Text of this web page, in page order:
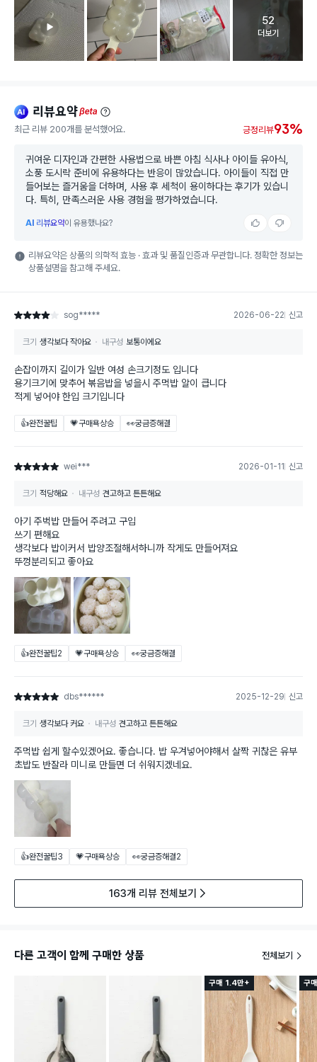
고객 리뷰
52
더보기
ai 리뷰요약beta
최근 리뷰 200개를 분석했어요. 긍정리뷰93%
귀여운 디자인과 간편한 사용법으로 바쁜 아침 식사나 아이들 유아식,
소풍 도시락 준비에 유용하다는 반응이 많았습니다. 아이들이 직접 만
들어보는 즐거움을 더하며, 사용 후 세척이 용이하다는 후기가 있습니
다. 특히, 만족스러운 사용 경험을 평가하였습니다.
AI 리뷰요약이 유용했나요?
리뷰요약은 상품의 의학적 효능 · 효과 및 품질인증과 무관합니다. 정확한 정보는
상품설명을 참고해 주세요.
별점 4점 sog***** 2026-06-22 신고
크기 생각보다 작아요 내구성 보통이에요
손잡이까지 길이가 일반 여성 손크기정도 입니다
용기크기에 맞추어 볶음밥을 넣을시 주먹밥 알이 큽니다
적게 넣어야 한입 크기입니다
👍완전꿀팁 💗구매욕상승 👀궁금증해결
별점 5점 wei*** 2026-01-11 신고
크기 적당해요 내구성 견고하고 튼튼해요
아기 주벅밥 만들어 주려고 구입
쓰기 편해요
생각보다 밥이커서 밥양조절해서하니까 작게도 만들어져요
뚜껑분리되고 좋아요
👍완전꿀팁2 💗구매욕상승 👀궁금증해결
별점 5점 dbs****** 2025-12-29 신고
크기 생각보다 커요 내구성 견고하고 튼튼해요
주먹밥 쉽게 할수있겠어요. 좋습니다. 밥 우겨넣어야해서 살짝 귀찮은 유부
초밥도 반잘라 미니로 만들면 더 쉬워지겠네요.
👍완전꿀팁3 💗구매욕상승 👀궁금증해결2
163개 리뷰 전체보기
다른 고객이 함께 구매한 상품 전체보기
구매 1.4만+ 구